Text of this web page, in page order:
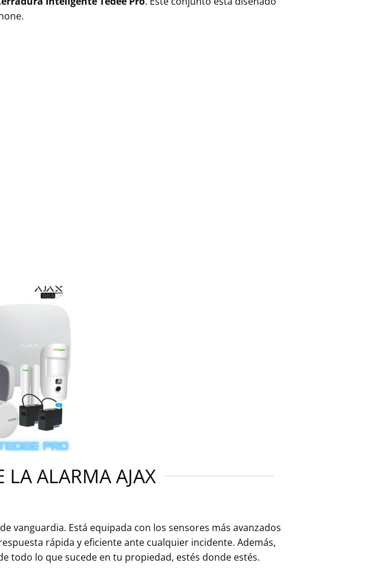
LA ALARMA AJAX
vanguardia. Está equipada con los sensores más avanzados
rápida y eficiente ante cualquier incidente. Además,
todo lo que sucede en tu propiedad, estés donde estés.